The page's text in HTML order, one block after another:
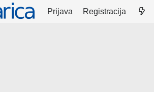
Prijava Registracija